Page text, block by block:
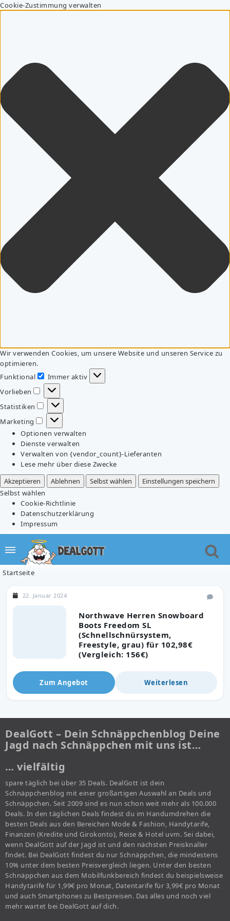
Cookie-Zustimmung verwalten
Wir verwenden Cookies, um unsere Website und unseren Service zu
optimieren.
Funktional
Funktional
Immer aktiv
Vorlieben
Vorlieben
Statistiken
Statistiken
Marketing
Marketing
Optionen verwalten
Dienste verwalten
Verwalten von {vendor_count}-Lieferanten
Lese mehr über diese Zwecke
Akzeptieren
Ablehnen Selbst wählen
Einstellungen speichern
Selbst wählen
Cookie-Richtlinie
Datenschutzerklärung
Impressum
Startseite
Northwave Herren Snowboard
Boots Freedom SL
(Schnellschnürsystem,
Freestyle, grau) für 102,98€
(Vergleich: 156€)
22. Januar 2024
Zum Angebot Weiterlesen
DealGott – Dein Schnäppchenblog Deine
Jagd nach Schnäppchen mit uns ist…
… vielfältig
spare täglich bei über 35 Deals. DealGott ist dein
Schnäppchenblog mit einer großartigen Auswahl an Deals und
Schnäppchen. Seit 2009 sind es nun schon weit mehr als 100.000
Deals. In den täglichen Deals findest du im Handumdrehen die
besten Deals aus den Bereichen Mode & Fashion, Handytarife,
Finanzen (Kredite und Girokonto), Reise & Hotel uvm. Sei dabei,
wenn DealGott auf der Jagd ist und den nächsten Preisknaller
findet. Bei DealGott findest du nur Schnäppchen, die mindestens
10% unter dem besten Preisvergleich liegen. Unter den besten
Schnäppchen aus dem Mobilfunkbereich findest du beispielsweise
Handytarife für 1,99€ pro Monat, Datentarife für 3,99€ pro Monat
und auch Smartphones zu Bestpreisen. Das alles und noch viel
mehr wartet bei DealGott auf dich.